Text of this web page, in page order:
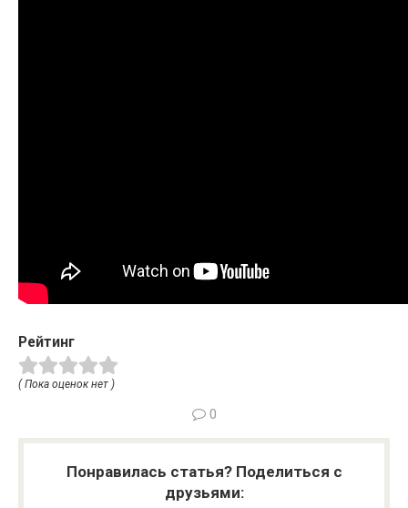
Рейтинг
( Пока оценок нет )
0
Понравилась статья? Поделиться с
друзьями: